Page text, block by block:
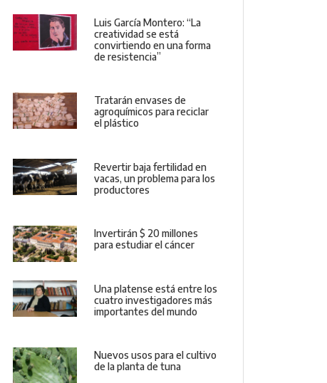
Luis García Montero: “La
creatividad se está
convirtiendo en una forma
de resistencia”
Tratarán envases de
agroquímicos para reciclar
el plástico
Revertir baja fertilidad en
vacas, un problema para los
productores
Invertirán $ 20 millones
para estudiar el cáncer
Una platense está entre los
cuatro investigadores más
importantes del mundo
Nuevos usos para el cultivo
de la planta de tuna